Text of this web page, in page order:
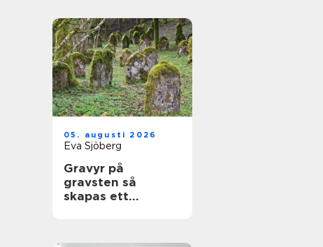
05. augusti 2026
Eva Sjöberg
Gravyr på
gravsten så
skapas ett